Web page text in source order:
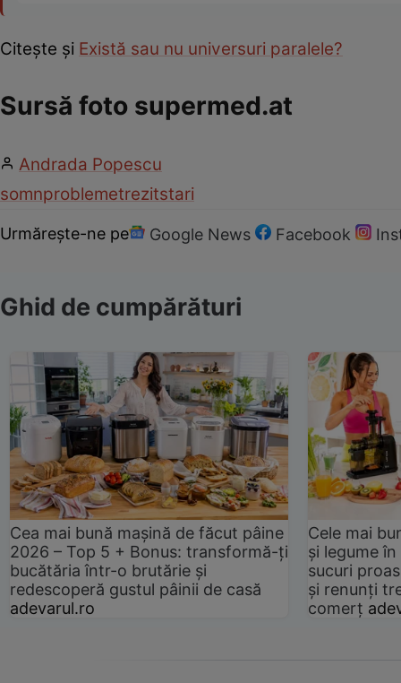
Citeşte şi Există sau nu universuri paralele?
Sursă foto supermed.at
Andrada Popescu
somnproblemetrezitstari
Urmărește-ne pe Google News Facebook
Ghid de cumpărături
Cea mai bună mașină de făcut pâine
2026 – Top 5 + Bonus: transformă-ți
bucătăria într-o brutărie și
redescoperă gustul pâinii de casă
adevarul.ro
Cele mai
și legume
sucuri
și renunți
comerț